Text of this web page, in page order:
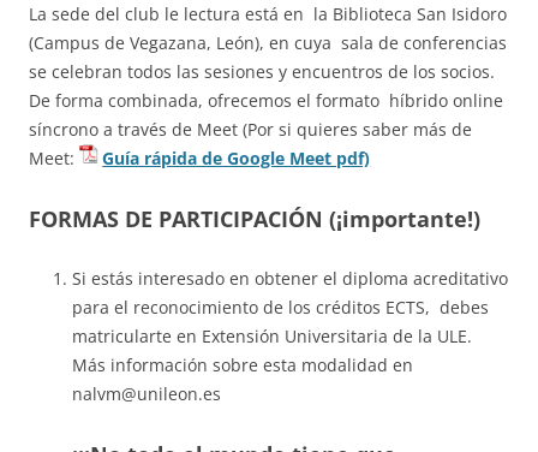
La sede del club le lectura está en la Biblioteca San Isidoro
(Campus de Vegazana, León), en cuya sala de conferencias
se celebran todos las sesiones y encuentros de los socios.
De forma combinada, ofrecemos el formato híbrido online
síncrono a través de Meet (Por si quieres saber más de
Meet:
Guía rápida de Google Meet pdf)
FORMAS DE PARTICIPACIÓN (¡importante!)
Si estás interesado en obtener el diploma acreditativo
para el reconocimiento de los créditos ECTS, debes
matricularte en Extensión Universitaria de la ULE.
Más información sobre esta modalidad en
nalvm@unileon.es